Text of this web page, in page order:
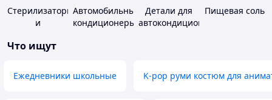
Стерилизаторы
и
для детского
Автомобильные
кондиционеры
Детали для
автокондиционеров
Пищевая соль
Что ищут
Ежедневники школьные K-pop руми костюм для